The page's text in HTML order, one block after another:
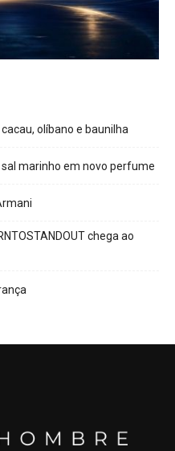
olíbano e baunilha
marinho em novo perfume
chega ao